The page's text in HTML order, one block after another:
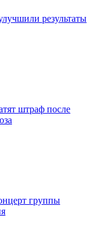
результаты
штраф после
группы